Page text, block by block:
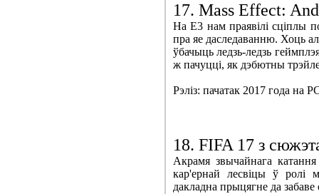
17. Mass Effect:
На E3 нам праявілі сціплы
пра яе даследаванню. Хоць
ўбачыць ледзь-ледзь
ж пачуцці, як дэбютны
Рэліз: пачатак 2017 года на
18. FIFA 17 з
Акрамя звычайнага
кар'ернай лесвіцы ў ролі
дакладна прыцягне да